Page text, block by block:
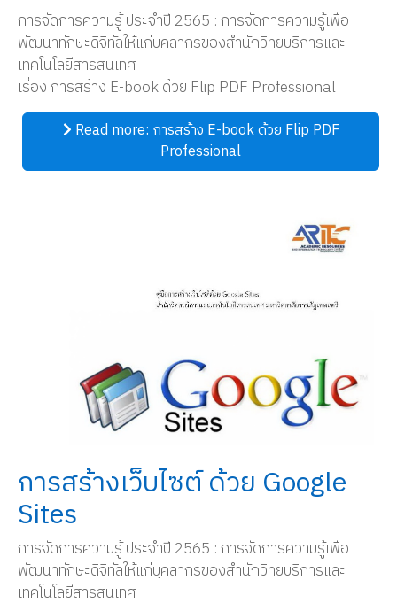
การจัดการความรู้ ประจำปี 2565 : การจัดการความรู้เพื่อ
พัฒนาทักษะดิจิทัลให้แก่บุคลากรของสำนักวิทยบริการและ
เทคโนโลยีสารสนเทศ
เรื่อง การสร้าง E-book ด้วย Flip PDF Professional
Read more: การสร้าง E-book ด้วย Flip PDF
Professional
การสร้างเว็บไซต์ ด้วย Google
Sites
การจัดการความรู้ ประจำปี 2565 : การจัดการความรู้เพื่อ
พัฒนาทักษะดิจิทัลให้แก่บุคลากรของสำนักวิทยบริการและ
เทคโนโลยีสารสนเทศ